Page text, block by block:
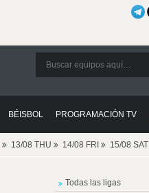
BÉISBOL PROGRAMACIÓN TV
13/08 THU 14/08 FRI 15/08 SAT
Todas las ligas